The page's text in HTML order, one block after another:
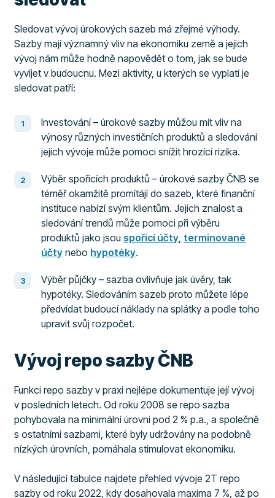
Sledovat vývoj úrokových sazeb má zřejmé výhody.
Sazby mají významný vliv na ekonomiku země a jejich
vývoj nám může hodně napovědět o tom, jak se bude
vyvíjet v budoucnu. Mezi aktivity, u kterých se vyplatí je
sledovat patří:
Investování – úrokové sazby můžou mít vliv na
výnosy různých investičních produktů a sledování
jejich vývoje může pomoci snížit hrozící rizika.
Výběr spořicích produktů – úrokové sazby ČNB se
téměř okamžitě promítájí do sazeb, které finanční
instituce nabízí svým klientům. Jejich znalost a
sledování trendů může pomoci při výběru
produktů jako jsou spořicí účty ,terminované
účty nebo hypotéky.
Výběr půjčky – sazba ovlivňuje jak úvěry, tak
hypotéky. Sledováním sazeb proto můžete lépe
předvídat budoucí náklady na splátky a podle toho
upravit svůj rozpočet.
Vývoj repo sazby ČNB
Funkci repo sazby v praxi nejlépe dokumentuje její vývoj
v posledních letech. Od roku 2008 se repo sazba
pohybovala na minimální úrovni pod 2 % p.a., a společně
s ostatními sazbami, které byly udržovány na podobně
nízkých úrovních, pomáhala stimulovat ekonomiku.
V následující tabulce najdete přehled vývoje 2T repo
sazby od roku 2022, kdy dosahovala maxima 7 %, až po